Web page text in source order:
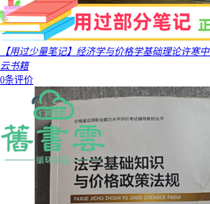
【用过少量笔记】经济学与价格学基础理论许寒
云书籍
0条评价